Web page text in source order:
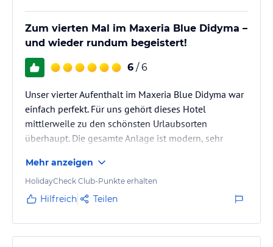
Zum vierten Mal im Maxeria Blue Didyma –
und wieder rundum begeistert!
6 / 6
Unser vierter Aufenthalt im Maxeria Blue Didyma war
einfach perfekt. Für uns gehört dieses Hotel
mittlerweile zu den schönsten Urlaubsorten
überhaupt. Die gesamte Anlage ist modern, sehr
begeistert uns jedes Mal die Herzlichkeit des
gesamten Teams, man fühlt sich vom ersten Moment
an willkommen. Das Essen ist abwechslungsreich,
Zimmer, Pools und das gesamte Ambiente lassen
keine Wünsche offen. Genau deshalb kommen wir…
Mehr anzeigen
HolidayCheck Club-Punkte erhalten
Hilfreich Teilen